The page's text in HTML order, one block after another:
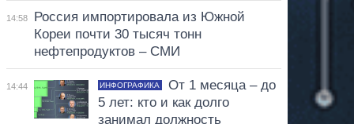
14:58
Россия импортировала из Южной
Кореи почти 30 тысяч тонн
нефтепродуктов – СМИ
14:44 ИНФОГРАФИКА
От 1 месяца – до
5 лет: кто и как долго
занимал должность